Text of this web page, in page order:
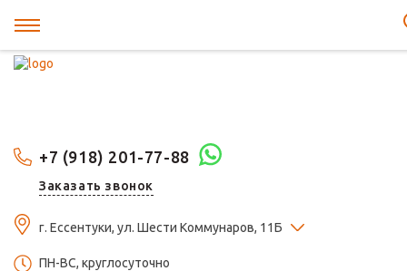
+7 (918) 201-77-88
Заказать звонок
г. Ессентуки, ул. Шести Коммунаров, 11Б
ПН-ВС, круглосуточно